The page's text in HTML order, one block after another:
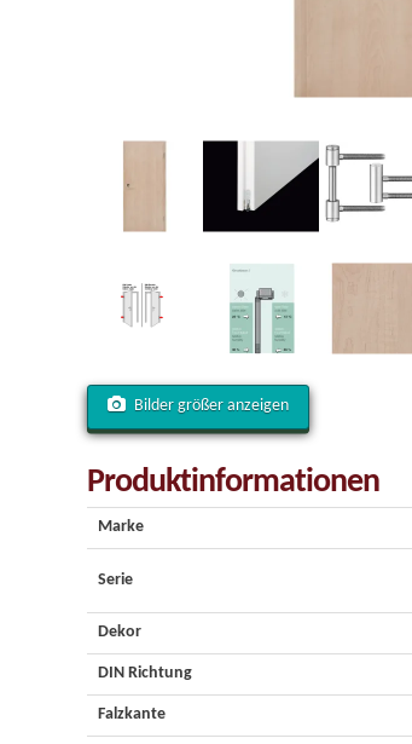
Bilder größer anzeigen
Produktinformationen
Marke
Serie
Dekor
DIN Richtung
Falzkante